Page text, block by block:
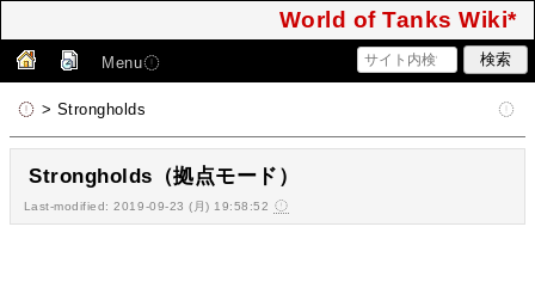
World of Tanks Wiki*
Menu
> Strongholds
Strongholds（拠点モード）
Last-modified: 2019-09-23 (月) 19:58:52